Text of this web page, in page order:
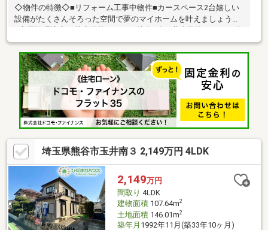
◇物件の特徴◇■リフォーム工事中物件■カースペース2台嬉しい
設備がたくさんそろった空間で夢のマイホームを叶えましょう
歩11分ローソンまで 徒歩7分生活環境の整った満足な立地で
す☆〇●〇アップルホームの魅力〇●〇１）全員不動産経験豊富な
プロ集団！お任せください２）ポータルサイトに掲載されていな
い物件情報も多数有！地域密着の担当スタッフにお気軽にご相談
下さい！３）住宅ローン相談無料で受付致します！４）即日・平
日・夜間のご対応も可能
埼玉県熊谷市玉井南３ 2,149万円 4LDK
2,149万円
間取り 4LDK
建物面積107.64m2
土地面積146.01m2
築年月 1992年11月(築33年10ヶ月)